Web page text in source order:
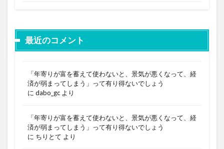
最近のコメント
「年寄りが富を蓄えて使わないと、景気が悪くなって、経
済が弱まってしまう」って有り得ないでしょう
に dabo_gc より
「年寄りが富を蓄えて使わないと、景気が悪くなって、経
済が弱まってしまう」って有り得ないでしょう
に ちりとて より